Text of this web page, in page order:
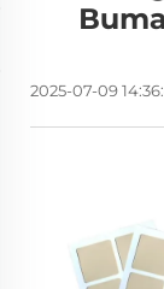
2025-07-09